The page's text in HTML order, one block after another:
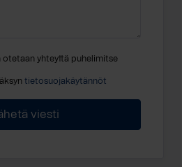
otetaan yhteyttä puhelimitse
tietosuojakäytännöt